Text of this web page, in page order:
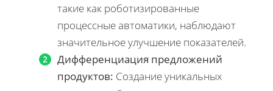
такие как роботизированные
процессные автоматики, наблюдают
значительное улучшение показателей.
Дифференциация предложений
продуктов: Создание уникальных